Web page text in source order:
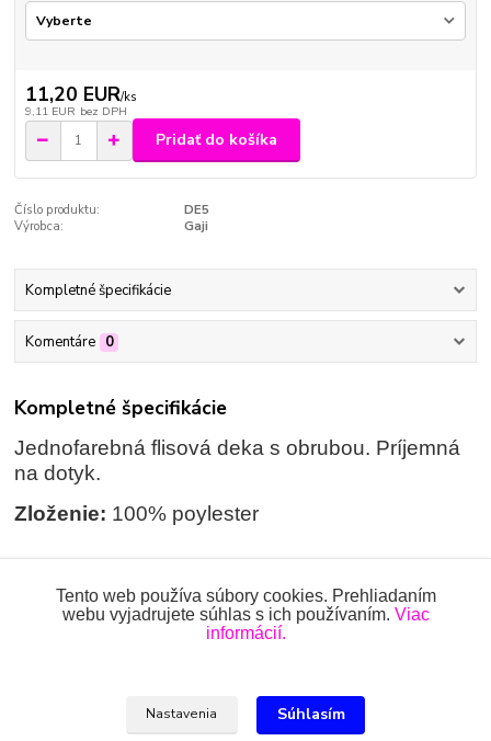
11,20 EUR/ks
9,11 EUR bez DPH
Pridať do košíka
Číslo produktu:
DE5
Výrobca:
Gaji
Kompletné špecifikácie
Komentáre 0
Kompletné špecifikácie
Jednofarebná flisová deka s obrubou. Príjemná
na dotyk.
Zloženie: 100% poylester
Tovar zaradený v kategóriách
Tento web používa súbory cookies. Prehliadaním
webu vyjadrujete súhlas s ich používaním. Viac
informácií.
Nastavenia Súhlasím